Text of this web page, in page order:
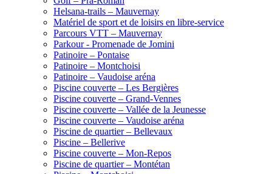
Helsana-trails – Mauvernay
Matériel de sport et de loisirs en libre-service
Parcours VTT – Mauvernay
Parkour - Promenade de Jomini
Patinoire – Pontaise
Patinoire – Montchoisi
Patinoire – Vaudoise aréna
Piscine couverte – Les Bergières
Piscine couverte – Grand-Vennes
Piscine couverte – Vallée de la Jeunesse
Piscine couverte – Vaudoise aréna
Piscine de quartier – Bellevaux
Piscine – Bellerive
Piscine couverte – Mon-Repos
Piscine de quartier – Montétan